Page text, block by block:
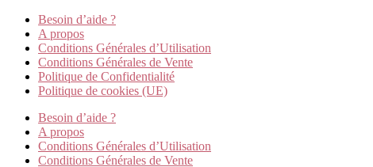
Besoin d’aide ?
A propos
Conditions Générales d’Utilisation
Conditions Générales de Vente
Politique de Confidentialité
Politique de cookies (UE)
Besoin d’aide ?
A propos
Conditions Générales d’Utilisation
Conditions Générales de Vente